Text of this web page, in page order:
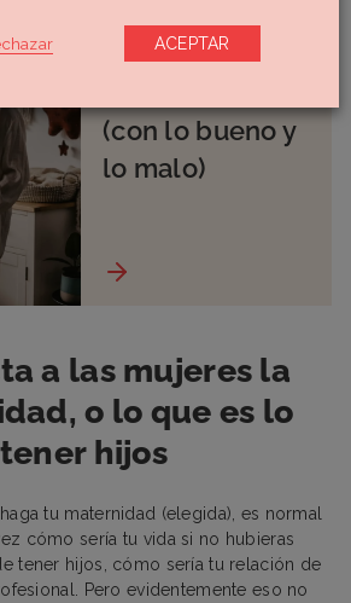
la losa de las
expectativas
(con lo bueno y
lo malo)
a las mujeres la
o lo que es lo
hijos
tu maternidad (elegida), es normal
cómo sería tu vida si no hubieras
tener hijos, cómo sería tu relación de
Pero evidentemente eso no
ACEPTAR